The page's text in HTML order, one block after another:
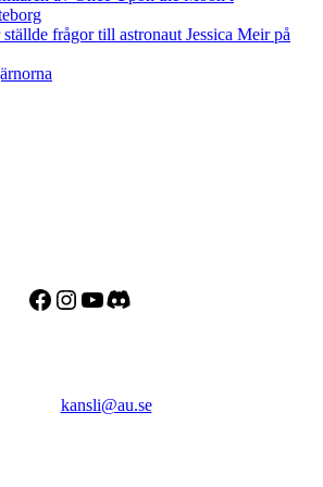
frågor till astronaut Jessica Meir på
Facebook
Instagram
YouTube
Discord
kansli@au.se